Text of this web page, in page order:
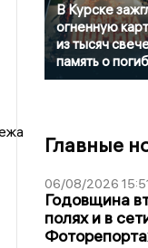
В Курске
огненную
из тысяч
память о
Главные
06/08/2026
Годовщина
полях и в